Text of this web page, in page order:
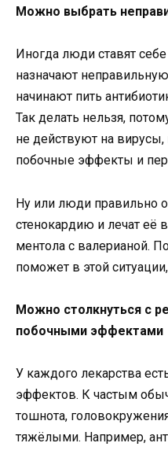
Можно выбрать
Иногда люди ставят
назначают
начинают пить
Так делать нельзя,
не действуют на
побочные эффекты и
Ну или люди правильно
стенокардию и лечат её
ментола с валерианой.
поможет в этой
Можно столкнуться с
побочными эффектами
У каждого лекарства
эффектов. К частым
тошнота,
тяжёлыми. Например,